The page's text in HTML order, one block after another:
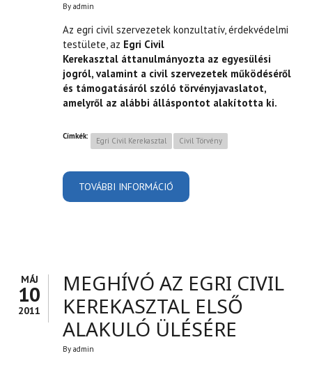
By admin
Az egri civil szervezetek konzultatív, érdekvédelmi
testülete, az Egri Civil
Kerekasztal áttanulmányozta az egyesülési
jogról, valamint a civil szervezetek működéséről
és támogatásáról szóló törvényjavaslatot,
amelyről az alábbi álláspontot alakította ki.
Címkék: Egri Civil Kerekasztal Civil Törvény
TOVÁBBI INFORMÁCIÓ
MÁJ
10
2011
MEGHÍVÓ AZ EGRI CIVIL
KEREKASZTAL ELSŐ
ALAKULÓ ÜLÉSÉRE
By admin